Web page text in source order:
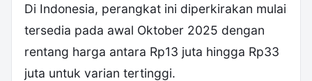
‎Di Indonesia, perangkat ini diperkirakan mulai
tersedia pada awal Oktober 2025 dengan
rentang harga antara Rp13 juta hingga Rp33
juta untuk varian tertinggi.